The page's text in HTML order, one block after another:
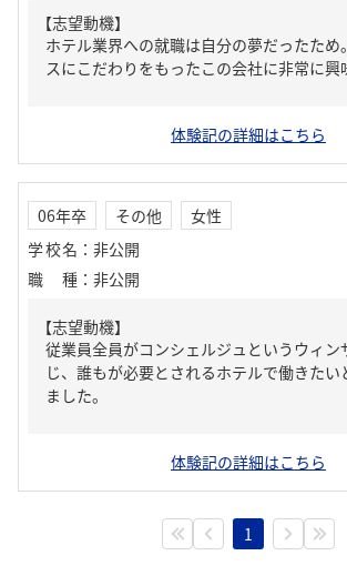
【志望動機】
ホテル業界への就職は自分の夢だったため
スにこだわりをもったこの会社に非常に興
体験記の詳細はこちら
06年卒 その他
女性
学校名 ： 非公開
職種 ： 非公開
【志望動機】
従業員全員がコンシェルジュというウィン
じ、誰もが必要とされるホテルで働きたい
ました。
体験記の詳細はこちら
1